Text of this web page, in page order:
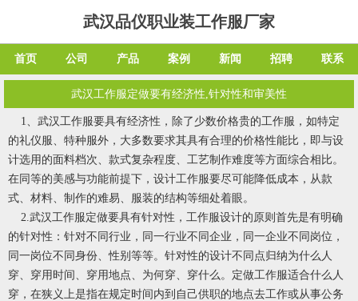
武汉品仪职业装工作服厂家
首页 公司 产品 案例 新闻 招聘 联系
武汉工作服定做要有经济性,针对性和审美性
1、武汉工作服要具有经济性，除了少数价格贵的工作服，如特定
的礼仪服、特种服外，大多数要求其具有合理的价格性能比，即与设
计选用的面料档次、款式复杂程度、工艺制作难度等方面综合相比。
在同等的美感与功能前提下，设计工作服要尽可能降低成本，从款
式、材料、制作的难易、服装的结构等细处着眼。
2.武汉工作服定做要具有针对性，工作服设计的原则首先是有明确
的针对性：针对不同行业，同一行业不同企业，同一企业不同岗位，
同一岗位不同身份、性别等等。针对性的设计不同点归纳为什么人
穿、穿用时间、穿用地点、为何穿、穿什么。定做工作服适合什么人
穿，在狭义上是指在规定时间内到自己供职的地点去工作或从事公务